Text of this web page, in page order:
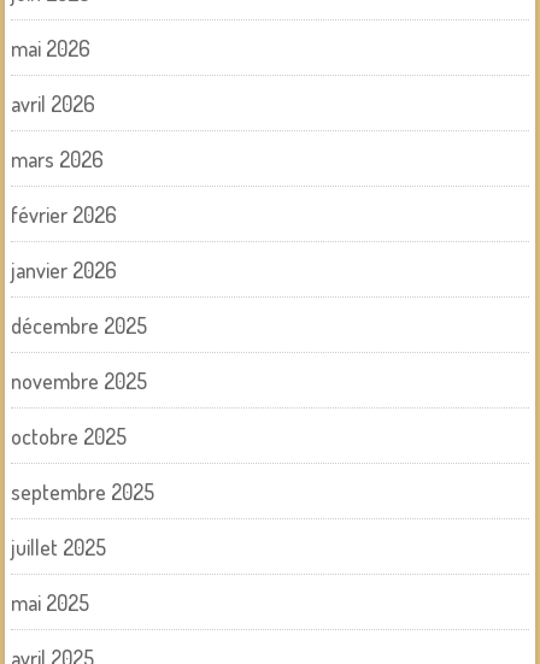
mai 2026
avril 2026
mars 2026
février 2026
janvier 2026
décembre 2025
novembre 2025
octobre 2025
septembre 2025
juillet 2025
mai 2025
avril 2025